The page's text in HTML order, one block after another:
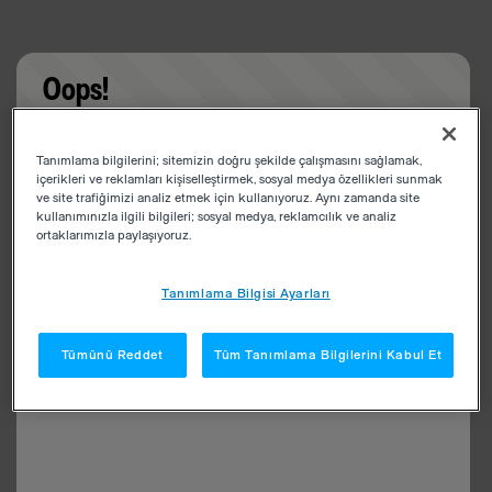
Oops!
app
Tanımlama bilgilerini; sitemizin doğru şekilde çalışmasını sağlamak,
içerikleri ve reklamları kişiselleştirmek, sosyal medya özellikleri sunmak
ve site trafiğimizi analiz etmek için kullanıyoruz. Aynı zamanda site
kullanımınızla ilgili bilgileri; sosyal medya, reklamcılık ve analiz
ortaklarımızla paylaşıyoruz.
Tanımlama Bilgisi Ayarları
Tümünü Reddet Tüm Tanımlama Bilgilerini Kabul Et